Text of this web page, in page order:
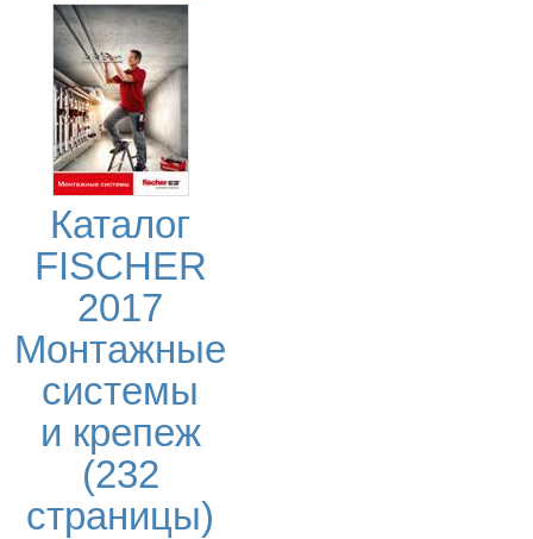
Каталог
FISCHER
2017
Монтажные
системы
и крепеж
(232
страницы)